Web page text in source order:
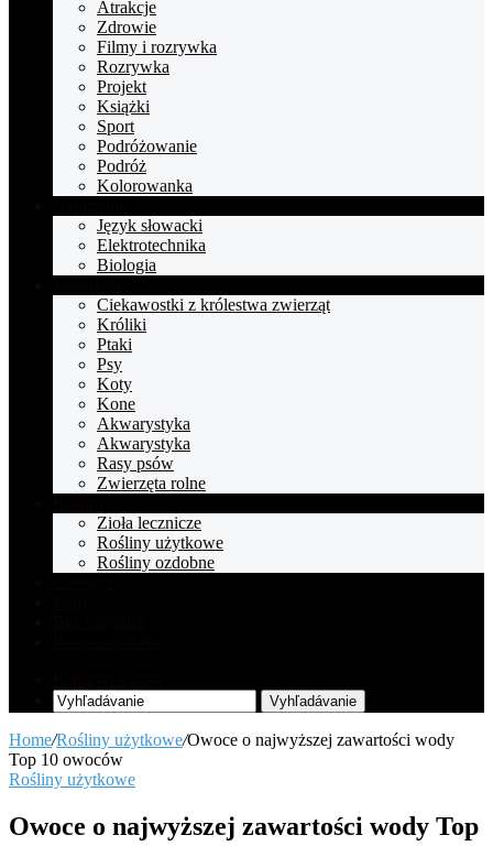
Atrakcje
Zdrowie
Filmy i rozrywka
Rozrywka
Projekt
Książki
Sport
Podróżowanie
Podróż
Kolorowanka
Język słowacki
Elektrotechnika
Biologia
Ciekawostki z królestwa zwierząt
Króliki
Ptaki
Psy
Koty
Kone
Akwarystyka
Akwarystyka
Rasy psów
Zwierzęta rolne
Zioła lecznicze
Rośliny użytkowe
Rośliny ozdobne
Vyhľadávanie
Home/Rośliny użytkowe/Owoce o najwyższej zawartości wody
Top 10 owoców
Rośliny użytkowe
Owoce o najwyższej zawartości wody Top